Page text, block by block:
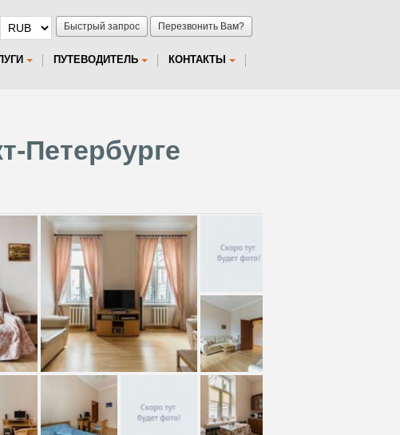
Быстрый запрос Перезвонить Вам?
ПУТЕВОДИТЕЛЬ КОНТАКТЫ
Петербурге